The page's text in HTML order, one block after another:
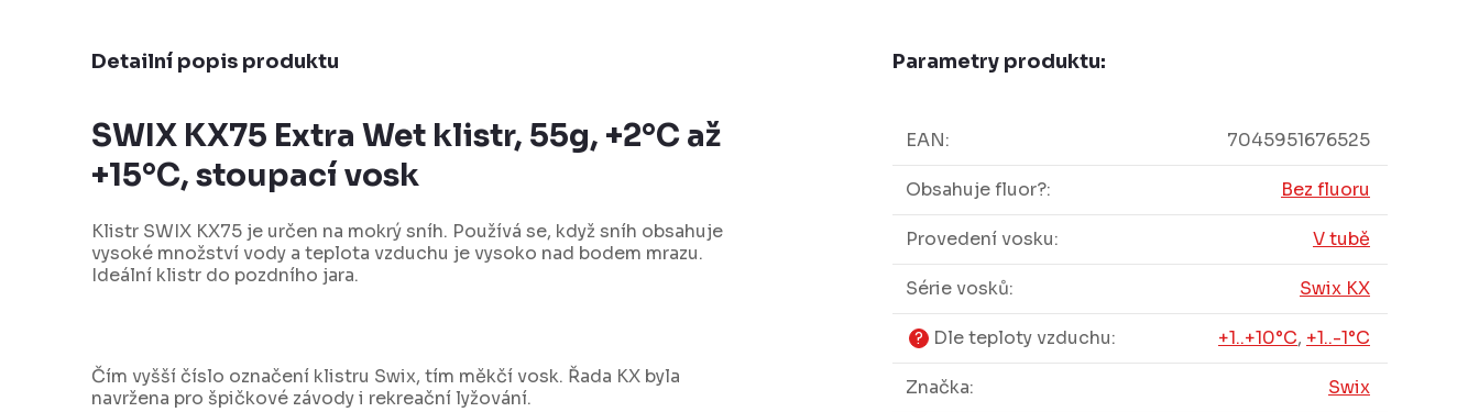
Detailní popis produktu
SWIX KX75 Extra Wet klistr, 55g, +2°C až
+15°C, stoupací vosk
Klistr SWIX KX75 je určen na mokrý sníh. Používá se, když sníh obsahuje
vysoké množství vody a teplota vzduchu je vysoko nad bodem mrazu.
Ideální klistr do pozdního jara.
Čím vyšší číslo označení klistru Swix, tím měkčí vosk. Řada KX byla
navržena pro špičkové závody i rekreační lyžování.
Parametry produktu:
EAN: 7045951676525
Obsahuje fluor?: Bez fluoru
Provedení vosku: V tubě
Série vosků: Swix KX
? Dle teploty vzduchu: +1..+10°C, +1..-1°C
Značka: Swix